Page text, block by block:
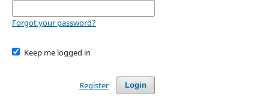
Forgot your password?
Keep me logged in
Login
Register